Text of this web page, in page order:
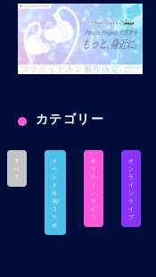
カテゴリー
す
べ
て
イ
ベ
ン
ト
出
演/
コ
ラ
ボ
オ
フ
ラ
イ
ン
ラ
イ
ブ
オ
ン
ラ
イ
ン
ラ
イ
ブ